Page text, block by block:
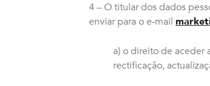
4 – O titular dos dados
enviar para o e-mail
a) o direito de aceder
rectificação,